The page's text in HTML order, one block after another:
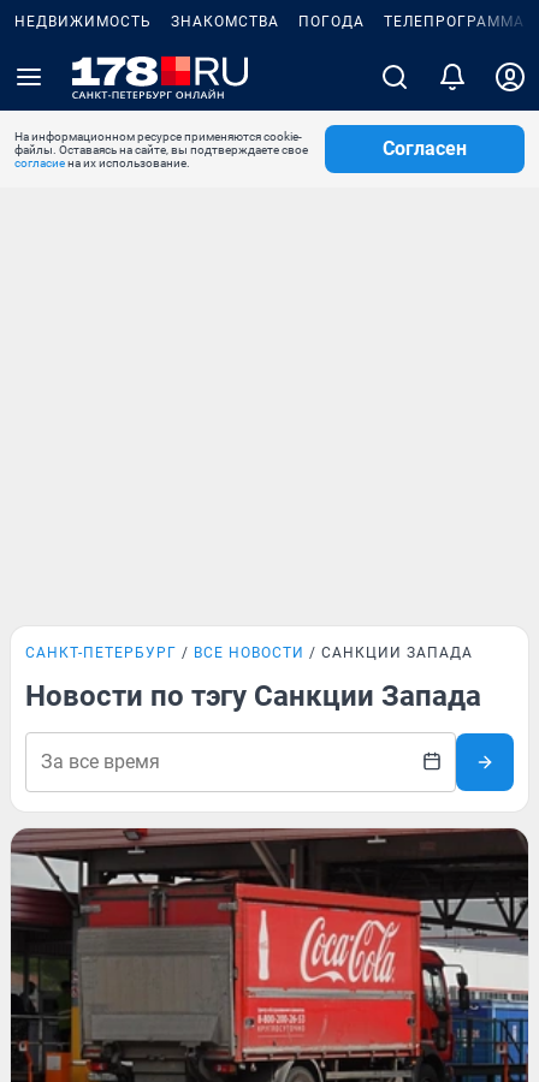
НЕДВИЖИМОСТЬ ЗНАКОМСТВА ПОГОДА ТЕЛЕПРОГРАММА
На информационном ресурсе применяются cookie-
файлы. Оставаясь на сайте, вы подтверждаете свое
согласиена их использование.
Согласен
САНКТ-ПЕТЕРБУРГ ВСЕ НОВОСТИ САНКЦИИ ЗАПАДА
Новости по тэгу Санкции Запада